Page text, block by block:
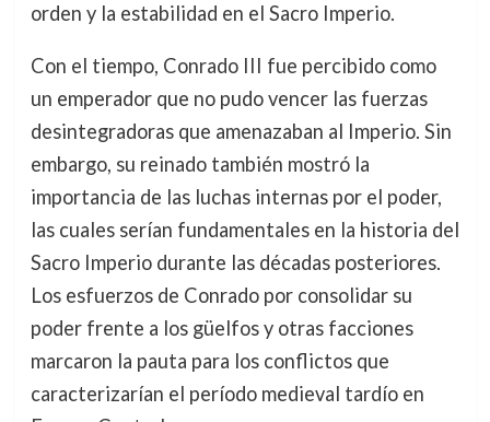
orden y la estabilidad en el Sacro Imperio.
Con el tiempo, Conrado III fue percibido como
un emperador que no pudo vencer las fuerzas
desintegradoras que amenazaban al Imperio. Sin
embargo, su reinado también mostró la
importancia de las luchas internas por el poder,
las cuales serían fundamentales en la historia del
Sacro Imperio durante las décadas posteriores.
Los esfuerzos de Conrado por consolidar su
poder frente a los güelfos y otras facciones
marcaron la pauta para los conflictos que
caracterizarían el período medieval tardío en